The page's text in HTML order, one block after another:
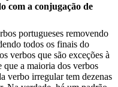
com a conjugação de
portugueses removendo
todos os finais do
verbos que são exceções à
a maioria dos verbos
verbo irregular tem dezenas